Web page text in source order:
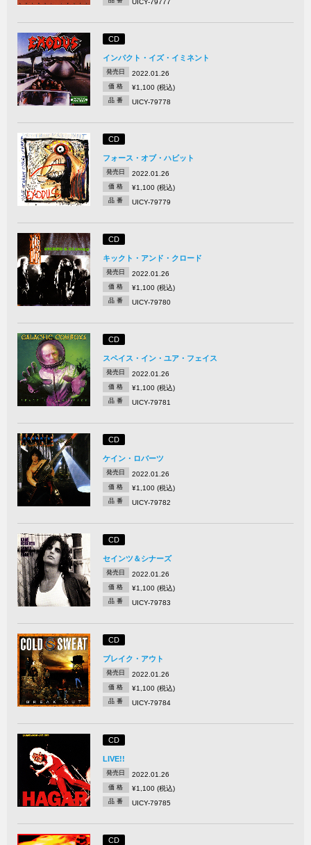
CD
インパクト・イズ・イミネント
発売日 2022.01.26
価 格 ¥1,100 (税込)
品 番 UICY-79778
CD
フォース・オブ・ハビット
発売日 2022.01.26
価 格 ¥1,100 (税込)
品 番 UICY-79779
CD
キックト・アンド・クロード
発売日 2022.01.26
価 格 ¥1,100 (税込)
品 番 UICY-79780
CD
スペイス・イン・ユア・フェイス
発売日 2022.01.26
価 格 ¥1,100 (税込)
品 番 UICY-79781
CD
ケイン・ロバーツ
発売日 2022.01.26
価 格 ¥1,100 (税込)
品 番 UICY-79782
CD
セインツ＆シナーズ
発売日 2022.01.26
価 格 ¥1,100 (税込)
品 番 UICY-79783
CD
ブレイク・アウト
発売日 2022.01.26
価 格 ¥1,100 (税込)
品 番 UICY-79784
CD
LIVE!!
発売日 2022.01.26
価 格 ¥1,100 (税込)
品 番 UICY-79785
CD